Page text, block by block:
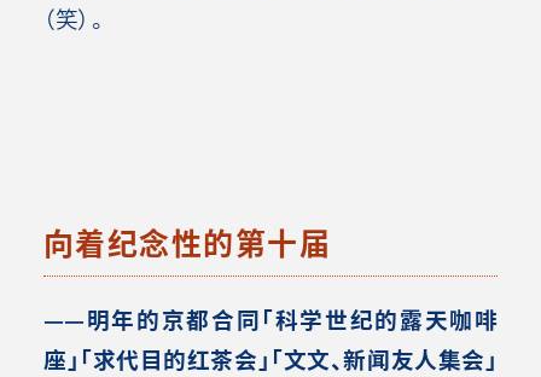
（笑）。
向着纪念性的第十届
——明年的京都合同「科学世纪的露天咖啡
座」「求代目的红茶会」「文文、新闻友人集会」